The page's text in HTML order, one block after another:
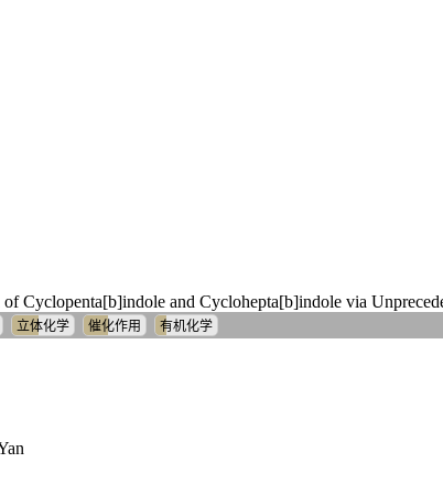
Cyclopenta[b]indole and Cyclohepta[b]indole via
立体化学 催化作用 有机化学